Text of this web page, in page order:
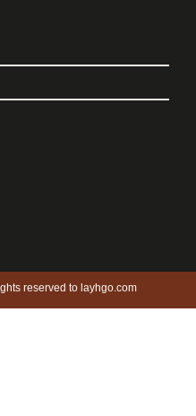
reserved to layhgo.com